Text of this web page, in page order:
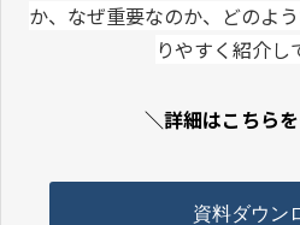
か、なぜ重要なのか、どのよ
りやすく紹介し
＼詳細はこちら
資料ダウン